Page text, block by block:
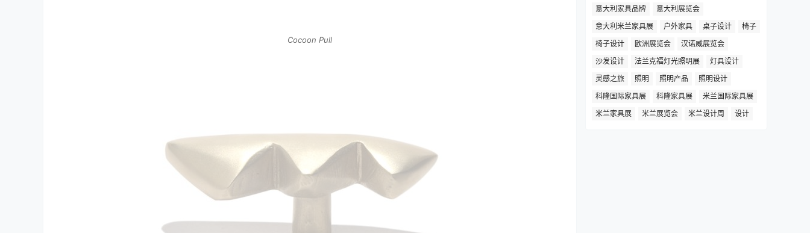
Cocoon Pull
意大利家具品牌
意大利展览会
意大利米兰家具展
户外家具 桌子设计
椅子
椅子设计
欧洲展览会
汉诺威展览会
沙发设计
法兰克福灯光照明展
灯具设计
灵感之旅
照明 照明产品
照明设计
科隆国际家具展
科隆家具展
米兰国际家具展
米兰家具展
米兰展览会 米兰设计周 设计